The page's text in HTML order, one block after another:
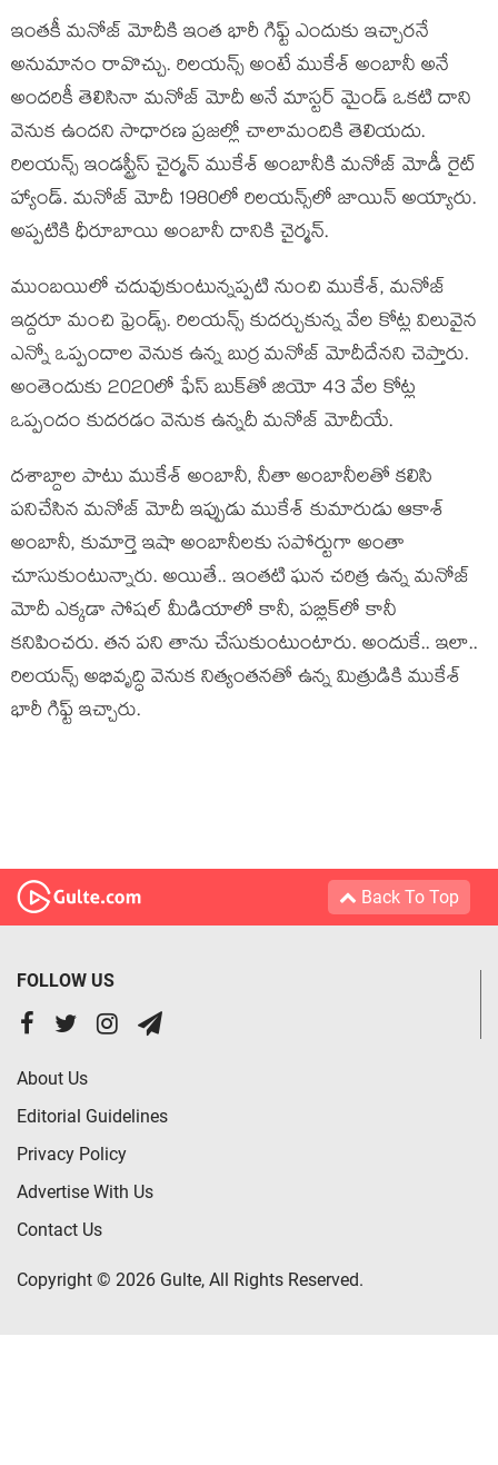
ఇంతకీ మనోజ్ మోదీకి ఇంత భారీ గిఫ్ట్ ఎందుకు ఇచ్చారనే
అనుమానం రావొచ్చు. రిలయన్స్ అంటే ముకేశ్ అంబానీ అనే
అందరికీ తెలిసినా మనోజ్ మోదీ అనే మాస్టర్ మైండ్ ఒకటి దాని
వెనుక ఉందని సాధారణ ప్రజల్లో చాలామందికి తెలియదు.
రిలయన్స్ ఇండస్ట్రీస్ చైర్మన్ ముకేశ్ అంబానీకి మనోజ్ మోడీ రైట్
హ్యాండ్. మనోజ్ మోదీ 1980లో రిలయన్స్‌లో జాయిన్ అయ్యారు.
అప్పటికి ధీరూబాయి అంబానీ దానికి చైర్మన్.
ముంబయిలో చదువుకుంటున్నప్పటి నుంచి ముకేశ్, మనోజ్
ఇద్దరూ మంచి ఫ్రెండ్స్. రిలయన్స్ కుదర్చుకున్న వేల కోట్ల విలువైన
ఎన్నో ఒప్పందాల వెనుక ఉన్న బుర్ర మనోజ్ మోదీదేనని చెప్తారు.
అంతెందుకు 2020లో ఫేస్ బుక్‌తో జియో 43 వేల కోట్ల
ఒప్పందం కుదరడం వెనుక ఉన్నదీ మనోజ్ మోదీయే.
దశాబ్దాల పాటు ముకేశ్ అంబానీ, నీతా అంబానీలతో కలిసి
పనిచేసిన మనోజ్ మోదీ ఇప్పుడు ముకేశ్ కుమారుడు ఆకాశ్
అంబానీ, కుమార్తె ఇషా అంబానీలకు సపోర్టుగా అంతా
చూసుకుంటున్నారు. అయితే.. ఇంతటి ఘన చరిత్ర ఉన్న మనోజ్
మోదీ ఎక్కడా సోషల్ మీడియాలో కానీ, పబ్లిక్‌లో కానీ
కనిపించరు. తన పని తాను చేసుకుంటుంటారు. అందుకే.. ఇలా..
రిలయన్స్ అభివృద్ధి వెనుక నిత్యంతనతో ఉన్న మిత్రుడికి ముకేశ్
భారీ గిఫ్ట్ ఇచ్చారు.
Back To Top
FOLLOW US
About Us
Editorial Guidelines
Privacy Policy
Advertise With Us
Contact Us
Copyright © 2026 Gulte, All Rights Reserved.